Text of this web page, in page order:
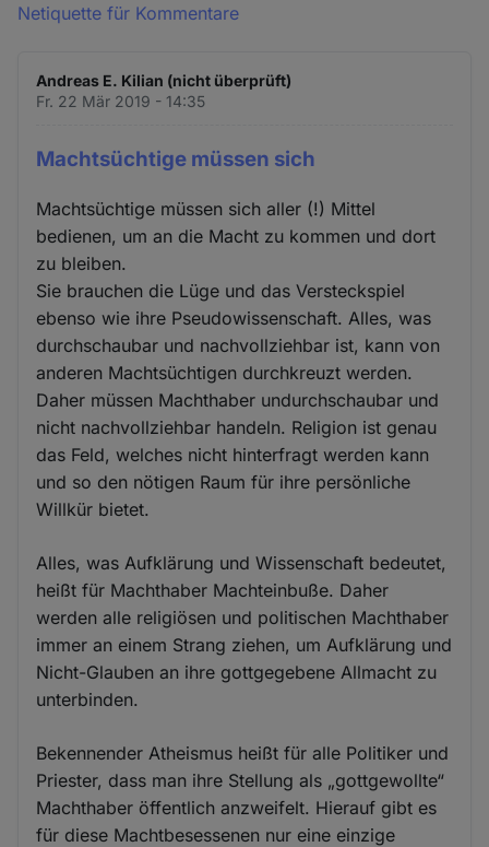
Netiquette für Kommentare
Andreas E. Kilian (nicht überprüft)
Fr. 22 Mär 2019 - 14:35
Machtsüchtige müssen sich
Machtsüchtige müssen sich aller (!) Mittel
bedienen, um an die Macht zu kommen und dort
zu bleiben.
Sie brauchen die Lüge und das Versteckspiel
ebenso wie ihre Pseudowissenschaft. Alles, was
durchschaubar und nachvollziehbar ist, kann von
anderen Machtsüchtigen durchkreuzt werden.
Daher müssen Machthaber undurchschaubar und
nicht nachvollziehbar handeln. Religion ist genau
das Feld, welches nicht hinterfragt werden kann
und so den nötigen Raum für ihre persönliche
Willkür bietet.
Alles, was Aufklärung und Wissenschaft bedeutet,
heißt für Machthaber Machteinbuße. Daher
werden alle religiösen und politischen Machthaber
immer an einem Strang ziehen, um Aufklärung und
Nicht-Glauben an ihre gottgegebene Allmacht zu
unterbinden.
Bekennender Atheismus heißt für alle Politiker und
Priester, dass man ihre Stellung als „gottgewollte“
Machthaber öffentlich anzweifelt. Hierauf gibt es
für diese Machtbesessenen nur eine einzige